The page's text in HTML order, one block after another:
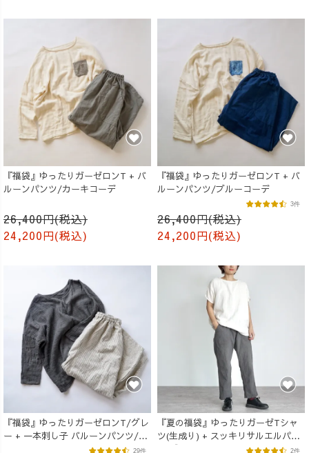
『福袋』ゆったりガーゼロンT + バ
ルーンパンツ/カーキコーデ
26,400円(税込)
24,200円(税込)
『福袋』ゆったりガーゼロンT + バ
ルーンパンツ/ブルーコーデ
26,400円(税込)
24,200円(税込)
3件
『福袋』ゆったりガーゼロンT/グレ
ー + 一本刺し子 バルーンパンツ/生
29件
『夏の福袋』ゆったりガーゼTシャ
ツ(生成り) + スッキリサルエルパン
ツ(グレー)
2件